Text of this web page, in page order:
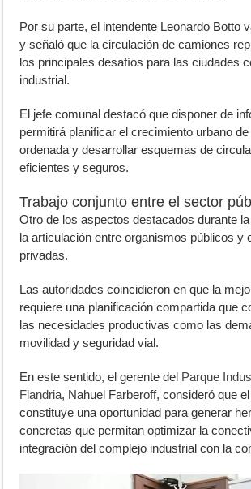
Por su parte, el intendente Leonardo Botto
y señaló que la circulación de camiones
los principales desafíos para las ciudades
industrial.
El jefe comunal destacó que disponer de
permitirá planificar el crecimiento urbano
ordenada y desarrollar esquemas de
eficientes y seguros.
Trabajo conjunto entre el sector
Otro de los aspectos destacados durante
la articulación entre organismos públicos y
privadas.
Las autoridades coincidieron en que la
requiere una planificación compartida que
las necesidades productivas como las
movilidad y seguridad vial.
En este sentido, el gerente del Parque
Flandria, Nahuel Farberoff, consideró que
constituye una oportunidad para generar
concretas que permitan optimizar la
integración del complejo industrial con la